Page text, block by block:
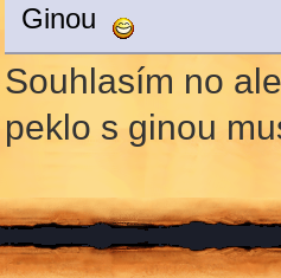
Ginou
Souhlasím no
peklo s ginou